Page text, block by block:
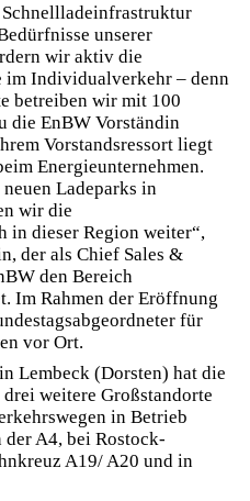
unserer
wir aktiv die
Individualverkehr – denn
betreiben wir mit 100
die EnBW Vorständin
Vorstandsressort liegt
Energieunternehmen.
Ladeparks in
wir die
in dieser Region weiter“,
der als Chief Sales &
den Bereich
Im Rahmen der Eröffnung
für
vor Ort.
Lembeck (Dorsten) hat die
weitere Großstandorte
in Betrieb
der A4, bei Rostock-
A19/ A20 und in